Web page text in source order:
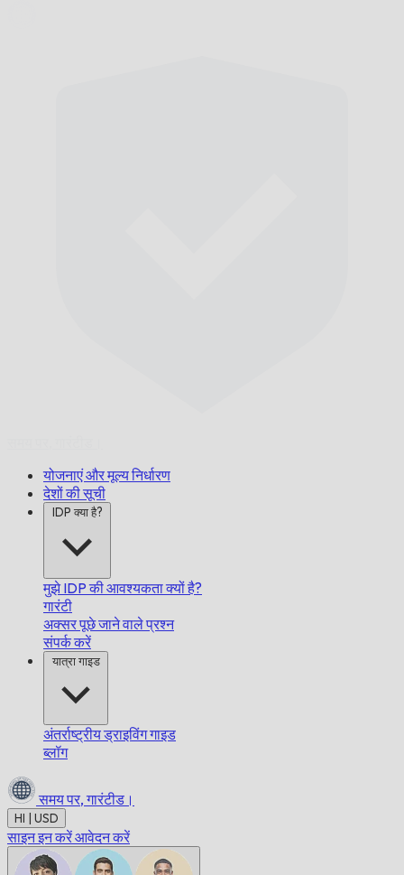
योजनाएं और मूल्य निर्धारण
देशों की सूची
IDP क्या है?
मुझे IDP की आवश्यकता क्यों है?
गारंटी
अक्सर पूछे जाने वाले प्रश्न
संपर्क करें
यात्रा गाइड
अंतर्राष्ट्रीय ड्राइविंग गाइड
ब्लॉग
समय पर, गारंटीड।
HI | USD
साइन इन करेंआवेदन करें